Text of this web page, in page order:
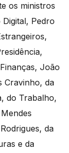
os ministros
Pedro
João
Cravinho, da
do Trabalho,
da
e da